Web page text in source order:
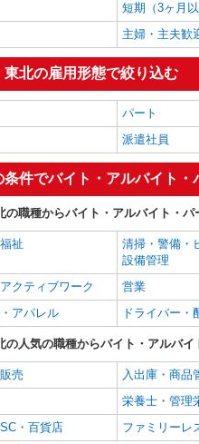
短期（3ヶ月以
主婦・主夫歓
東北の雇用形態で絞り込む
パート
派遣社員
条件でバイト・アルバイト・
の職種からバイト・アルバイト・パ
祉
清掃・警備・
設備管理
クティブワーク
営業
アパレル
ドライバー・
の人気の職種からバイト・アルバイ
売
入出庫・商品
栄養士・管理
・百貨店
ファミリーレ